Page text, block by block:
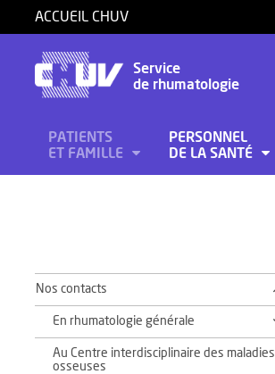
ACCUEIL CHUV
Service
de rhumatologie
PATIENTS
ET FAMILLE
PERSONNEL
DE LA SANTÉ
Nos contacts
En rhumatologie générale
Au Centre interdisciplinaire des maladies
osseuses